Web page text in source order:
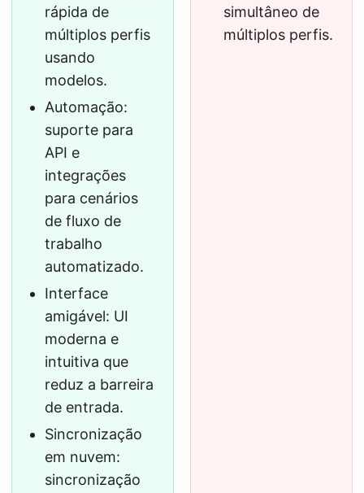
rápida de
múltiplos perfis
usando
modelos.
Automação:
suporte para
API e
integrações
para cenários
de fluxo de
trabalho
automatizado.
Interface
amigável: UI
moderna e
intuitiva que
reduz a barreira
de entrada.
Sincronização
em nuvem:
sincronização
simultâneo de
múltiplos perfis.